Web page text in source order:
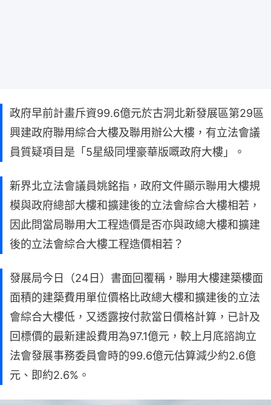
政府早前計畫斥資99.6億元於古洞北新發展區第29區
興建政府聯用綜合大樓及聯用辦公大樓，有立法會議
員質疑項目是「5星級同埋豪華版嘅政府大樓」。
新界北立法會議員姚銘指，政府文件顯示聯用大樓規
模與政府總部大樓和擴建後的立法會綜合大樓相若，
因此問當局聯用大工程造價是否亦與政總大樓和擴建
後的立法會綜合大樓工程造價相若？
發展局今日（24日）書面回覆稱，聯用大樓建築樓面
面積的建築費用單位價格比政總大樓和擴建後的立法
會綜合大樓低，又透露按付款當日價格計算，已計及
回標價的最新建設費用為97.1億元，較上月底諮詢立
法會發展事務委員會時的99.6億元估算減少約2.6億
元、即約2.6%。